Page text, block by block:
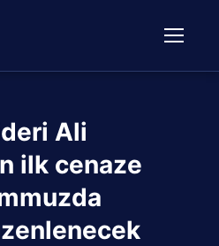
Ali
ilk cenaze